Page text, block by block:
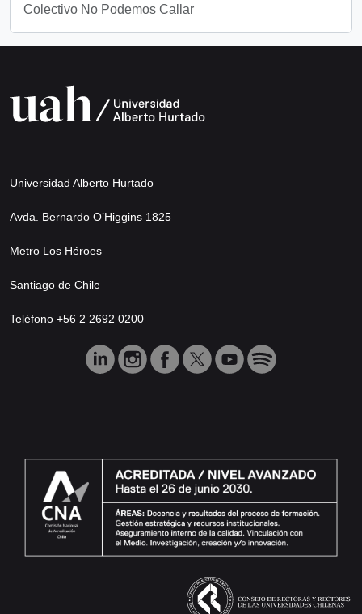
Colectivo No Podemos Callar
Universidad Alberto Hurtado
Avda. Bernardo O’Higgins 1825
Metro Los Héroes
Santiago de Chile
Teléfono +56 2 2692 0200